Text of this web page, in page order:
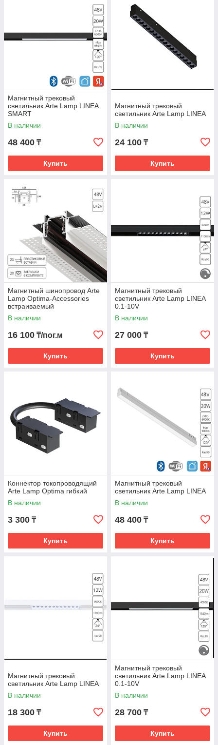
Так же на магнитном шинопроводе можно размещать
одновременно несколько видов светильников, создавая
таким образом различные сценарии освещения и
оригинальные световые композиции.
Преимущества и плюсы магнитных треков которые
предлагаем мы
Благодаря тому, что мы поставляем трехфазные
встраиваемые и накладные шинопроводы, можно особенно
выделить три основных преимущества этих треков:
1. Функциональность. Можно распределить светильники на
одном шинопроводе по группам включения, возможность
Как использовать магнитные треки в интерьере.
Магнитный трековый
светильник Arte Lamp LINEA
SMART
В наличии
48 400 ₸
Купить
Магнитный трековый
светильник Arte Lamp LINEA
В наличии
24 100 ₸
Купить
Магнитный шинопровод Arte
Lamp Optima-Accessories
встраиваемый
В наличии
16 100 ₸/пог.м
Купить
Магнитный трековый
светильник Arte Lamp LINEA
0.1-10V
В наличии
27 000 ₸
Купить
Коннектор токопроводящий
Arte Lamp Optima гибкий
В наличии
3 300 ₸
Купить
Магнитный трековый
светильник Arte Lamp LINEA
В наличии
48 400 ₸
Купить
Магнитный трековый
светильник Arte Lamp LINEA
В наличии
18 300 ₸
Купить
Магнитный трековый
светильник Arte Lamp LINEA
0.1-10V
В наличии
28 700 ₸
Купить